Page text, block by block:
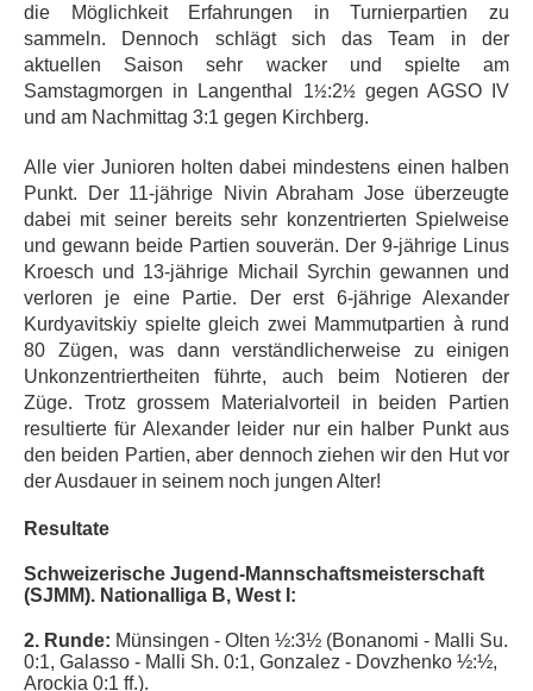
die Möglichkeit Erfahrungen in Turnierpartien zu
sammeln. Dennoch schlägt sich das Team in der
aktuellen Saison sehr wacker und spielte am
Samstagmorgen in Langenthal 1½:2½ gegen AGSO IV
und am Nachmittag 3:1 gegen Kirchberg.
Alle vier Junioren holten dabei mindestens einen halben
Punkt. Der 11-jährige Nivin Abraham Jose überzeugte
dabei mit seiner bereits sehr konzentrierten Spielweise
und gewann beide Partien souverän. Der 9-jährige Linus
Kroesch und 13-jährige Michail Syrchin gewannen und
verloren je eine Partie. Der erst 6-jährige Alexander
Kurdyavitskiy spielte gleich zwei Mammutpartien à rund
80 Zügen, was dann verständlicherweise zu einigen
Unkonzentriertheiten führte, auch beim Notieren der
Züge. Trotz grossem Materialvorteil in beiden Partien
resultierte für Alexander leider nur ein halber Punkt aus
den beiden Partien, aber dennoch ziehen wir den Hut vor
der Ausdauer in seinem noch jungen Alter!
Resultate
Schweizerische Jugend-Mannschaftsmeisterschaft
(SJMM). Nationalliga B, West I:
2. Runde: Münsingen - Olten ½:3½ (Bonanomi - Malli Su.
0:1, Galasso - Malli Sh. 0:1, Gonzalez - Dovzhenko ½:½,
Arockia 0:1 ff.).